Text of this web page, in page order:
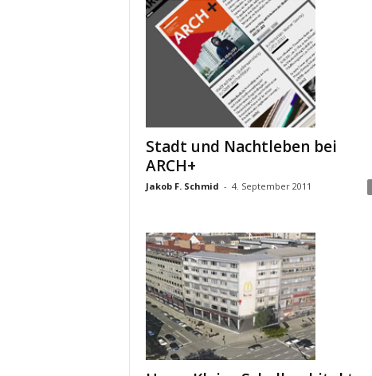
Stadt und Nachtleben bei
ARCH+
Jakob F. Schmid - 4. September 2011